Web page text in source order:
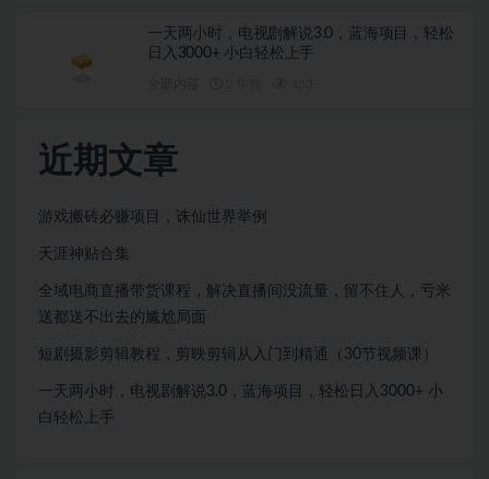
一天两小时，电视剧解说3.0，蓝海项目，轻松
日入3000+ 小白轻松上手
近期文章
游戏搬砖必赚项目，诛仙世界举例
天涯神贴合集
全域电商直播带货课程，解决直播间没流量，留不住人，亏米
送都送不出去的尴尬局面
短剧摄影剪辑教程，剪映剪辑从入门到精通（30节视频课）
一天两小时，电视剧解说3.0，蓝海项目，轻松日入3000+ 小
白轻松上手